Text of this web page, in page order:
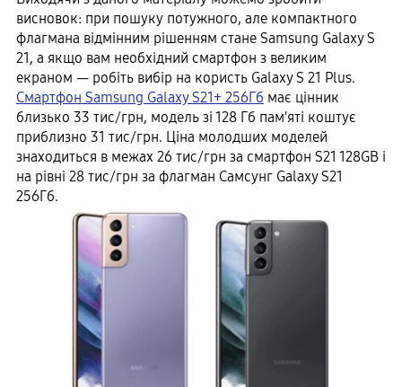
висновок: при пошуку потужного, але компактного
флагмана відмінним рішенням стане Samsung Galaxy S
21, а якщо вам необхідний смартфон з великим
екраном — робіть вибір на користь Galaxy S 21 Plus.
Смартфон Samsung Galaxy S21+ 256Гб має цінник
близько 33 тис/грн, модель зі 128 Гб пам'яті коштує
приблизно 31 тис/грн. Ціна молодших моделей
знаходиться в межах 26 тис/грн за смартфон S21 128GB і
на рівні 28 тис/грн за флагман Самсунг Galaxy S21
256Гб.